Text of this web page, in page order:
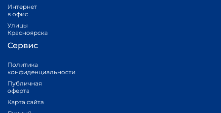
Интернет
в офис
Улицы
Красноярска
Сервис
Политика
конфиденциальности
Публичная
оферта
Карта сайта